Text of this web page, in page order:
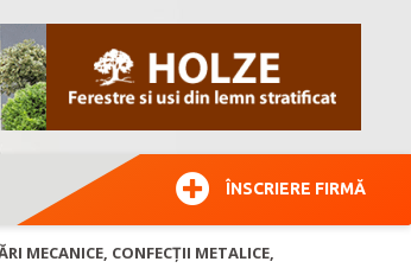
ÎNSCRIERE FIRMĂ
MECANICE, CONFECȚII METALICE,